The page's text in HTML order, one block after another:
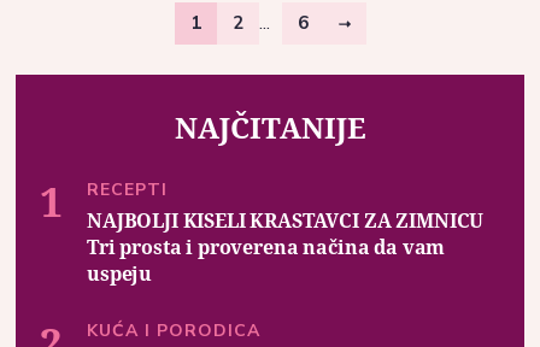
1 2 ... 6
NAJČITANIJE
RECEPTI
NAJBOLJI KISELI KRASTAVCI ZA ZIMNICU
Tri prosta i proverena načina da vam
uspeju
KUĆA I PORODICA